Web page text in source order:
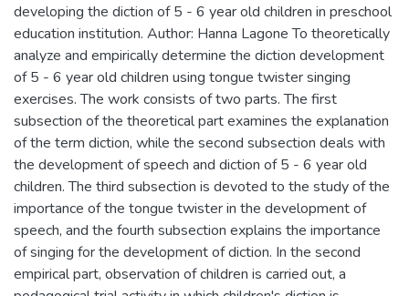
developing the diction of 5 - 6 year old children in preschool
education institution. Author: Hanna Lagone To theoretically
analyze and empirically determine the diction development
of 5 - 6 year old children using tongue twister singing
exercises. The work consists of two parts. The first
subsection of the theoretical part examines the explanation
of the term diction, while the second subsection deals with
the development of speech and diction of 5 - 6 year old
children. The third subsection is devoted to the study of the
importance of the tongue twister in the development of
speech, and the fourth subsection explains the importance
of singing for the development of diction. In the second
empirical part, observation of children is carried out, a